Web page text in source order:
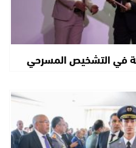
في التشخيص المسرحي